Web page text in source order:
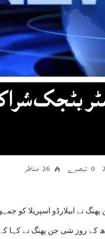
0 تبصرے 26 مناظر
نے ابیلارڈو اسپریلا کو
کے روز شی جن پھنگ نے کہا